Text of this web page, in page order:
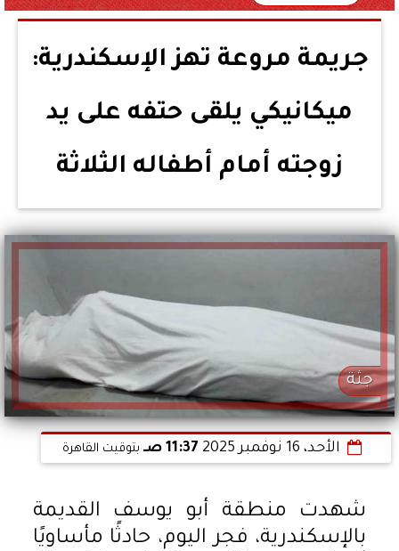
جريمة مروعة تهز الإسكندرية:
ميكانيكي يلقى حتفه على يد
زوجته أمام أطفاله الثلاثة
جثة
الأحد، 16 نوفمبر 2025 11:37 صـ بتوقيت القاهرة
شهدت منطقة أبو يوسف القديمة
بالإسكندرية، فجر اليوم، حادثًا مأساويًا